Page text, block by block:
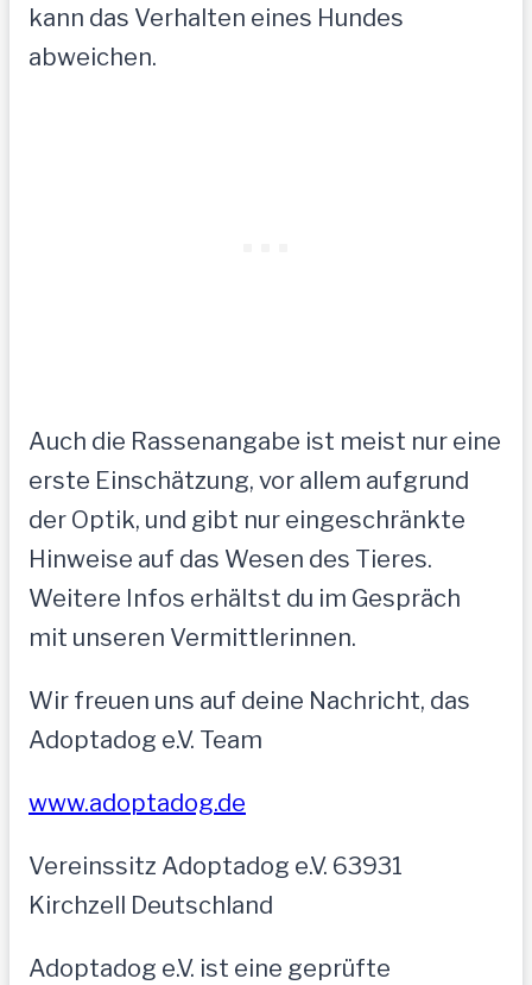
kann das Verhalten eines Hundes
abweichen.
Auch die Rassenangabe ist meist nur eine
erste Einschätzung, vor allem aufgrund
der Optik, und gibt nur eingeschränkte
Hinweise auf das Wesen des Tieres.
Weitere Infos erhältst du im Gespräch
mit unseren Vermittlerinnen.
Wir freuen uns auf deine Nachricht, das
Adoptadog e.V. Team
www.adoptadog.de
Vereinssitz Adoptadog e.V. 63931
Kirchzell Deutschland
Adoptadog e.V. ist eine geprüfte